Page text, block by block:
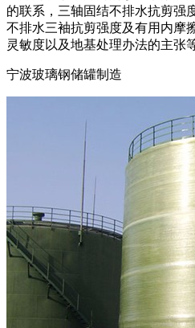
的联系，三轴固结不排水抗剪强
不排水三袖抗剪强度及有用内摩
灵敏度以及地基处理办法的主张等
宁波玻璃钢储罐制造